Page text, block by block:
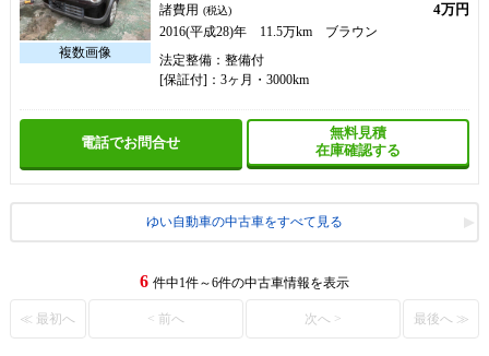
諸費用 (税込) 4万円
2016(平成28)年 11.5万km ブラウン
法定整備：整備付
[保証付]：3ヶ月・3000km
電話でお問合せ
無料見積
在庫確認する
ゆい自動車の中古車をすべて見る
6 件中1件～6件の中古車情報を表示
≪ 最初へ < 前へ 次へ > 最後へ ≫